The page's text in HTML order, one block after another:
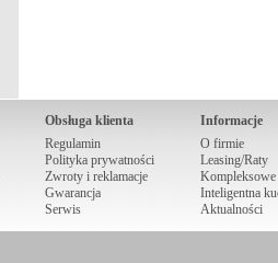
Obsługa klienta
Regulamin
Polityka prywatności
Zwroty i reklamacje
Gwarancja
Serwis
Informacje
O firmie
Leasing/Raty
Kompleksowe
Inteligentna
Aktualności